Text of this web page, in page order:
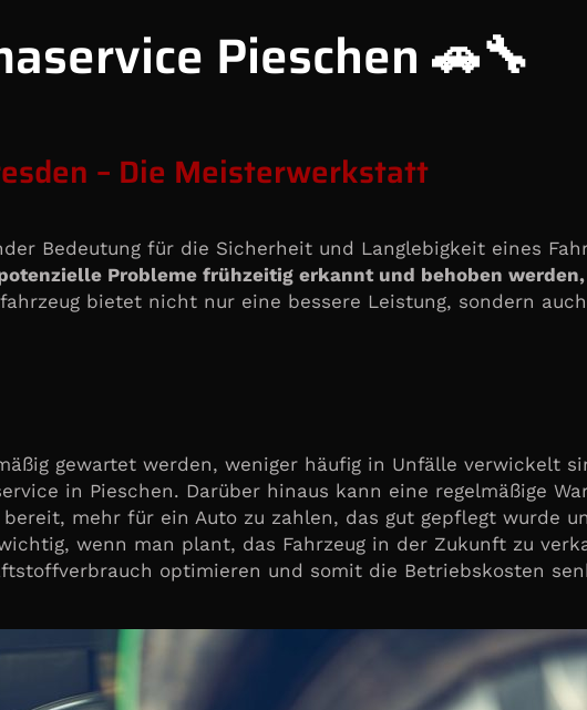
Pieschen 🚗🔧
– Die Meisterwerkstatt
Bedeutung für die Sicherheit und Langlebigkeit eines
Probleme frühzeitig erkannt und behoben
bietet nicht nur eine bessere Leistung, sondern
gewartet werden, weniger häufig in Unfälle verwickelt
in Pieschen. Darüber hinaus kann eine regelmäßige
mehr für ein Auto zu zahlen, das gut gepflegt wurde
wenn man plant, das Fahrzeug in der Zukunft zu
optimieren und somit die Betriebskosten